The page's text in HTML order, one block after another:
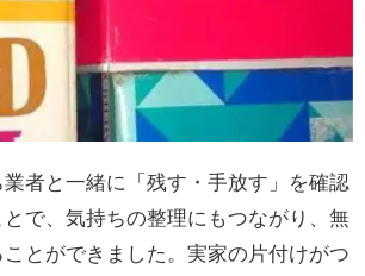
者と一緒に「残す・手放す」を確認
で、気持ちの整理にもつながり、無
とができました。実家の片付けがつ